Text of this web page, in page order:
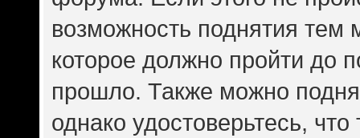
возможность поднятия тем
которое должно пройти до
прошло. Также можно
однако удостоверьтесь,